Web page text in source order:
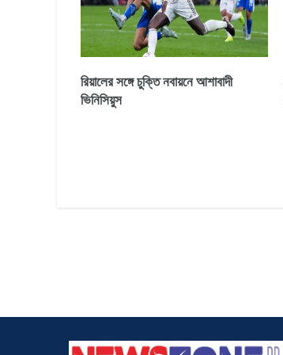
রিয়ালের সঙ্গে চুক্তি নবায়নে আশাবাদী
ভিনিসিয়ুস